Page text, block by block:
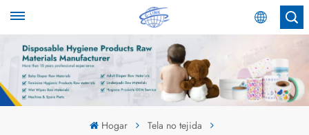
Español
English
Hogar
Tela no tejida